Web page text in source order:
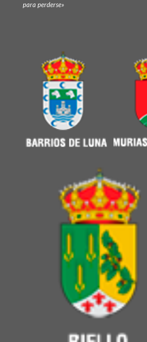
para perderse»